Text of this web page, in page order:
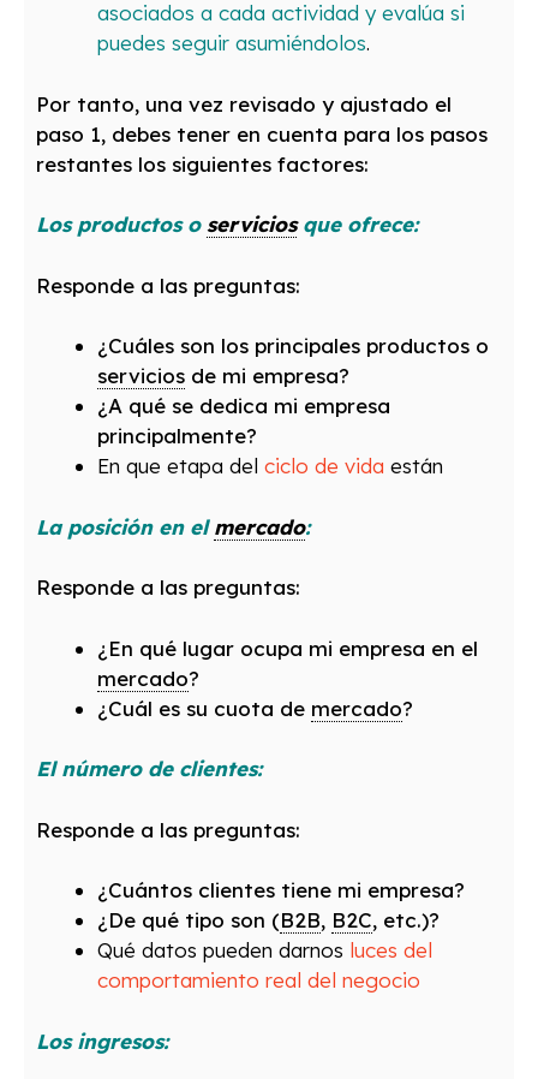
asociados a cada actividad y evalúa si
puedes seguir asumiéndolos.
Por tanto, una vez revisado y ajustado el
paso 1, debes tener en cuenta para los pasos
restantes los siguientes factores:
Los productos oserviciosque ofrece:
Responde a las preguntas:
¿Cuáles son los principales productos o
servicios de mi empresa?
¿A qué se dedica mi empresa
principalmente?
En que etapa del ciclo de vida están
La posición en elmercado:
Responde a las preguntas:
¿En qué lugar ocupa mi empresa en el
mercado?
¿Cuál es su cuota de mercado?
El número de clientes:
Responde a las preguntas:
¿Cuántos clientes tiene mi empresa?
¿De qué tipo son (B2B, B2C, etc.)?
Qué datos pueden darnos luces del
comportamiento real del negocio
Los ingresos: